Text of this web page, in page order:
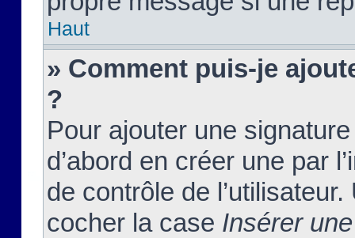
Haut
» Comment puis-je
?
Pour ajouter une
d’abord en créer une par
de contrôle de
cocher la case Insérer